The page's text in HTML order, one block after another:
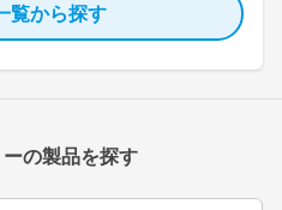
覧から探す
の製品を探す